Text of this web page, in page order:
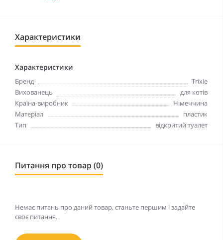
Характеристики
Характеристики
Бренд
Trixie
Вихованець
для котів
Країна-виробник
Німеччина
Матеріал
пластик
Тип
відкритий туалет
Питання про товар (0)
Немає питань про даний товар, станьте першим і задайте
своє питання.